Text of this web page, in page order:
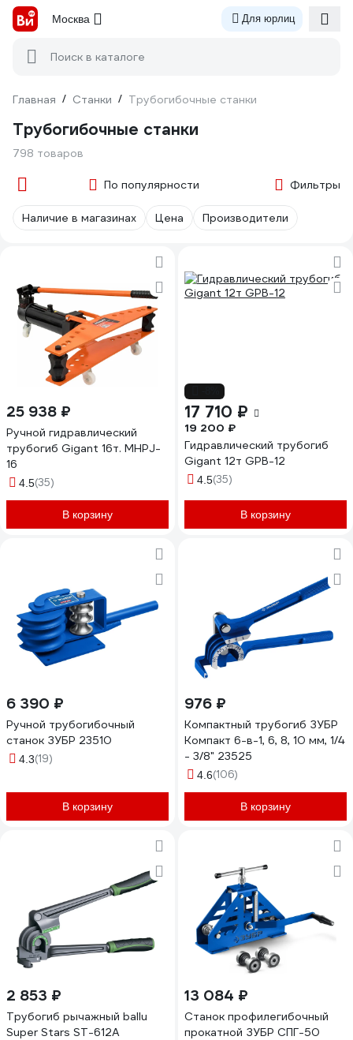
Москва Для юрлиц
Поиск в каталоге
Главная / Станки / Трубогибочные станки
Трубогибочные станки
798 товаров
По популярности Фильтры
Наличие в магазинах Цена Производители
25 938 ₽
Ручной гидравлический
трубогиб Gigant 16т. MHPJ-
16
4.5(35)
В корзину
17 710 ₽
19 200 ₽
Гидравлический трубогиб
Gigant 12т GPB-12
4.5(35)
В корзину
6 390 ₽
Ручной трубогибочный
станок ЗУБР 23510
4.3(19)
В корзину
976 ₽
Компактный трубогиб ЗУБР
Компакт 6-в-1, 6, 8, 10 мм, 1/4
- 3/8" 23525
4.6(106)
В корзину
2 853 ₽
Трубогиб рычажный ballu
Super Stars ST-612A
13 084 ₽
Станок профилегибочный
прокатной ЗУБР СПГ-50